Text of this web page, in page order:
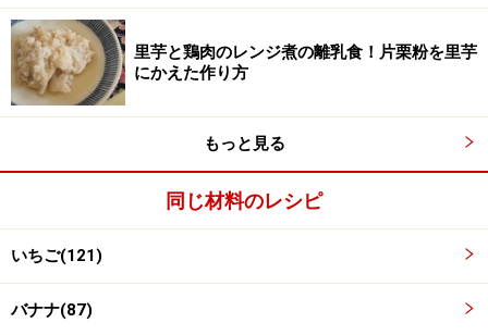
3
飾りをつける
あまったバナナを小さく切り、ボタン、帽子の飾りにし
里芋と鶏肉のレンジ煮の離乳食！片栗粉を里芋
にかえた作り方
もっと見る
同じ材料のレシピ
いちご(121)
バナナ(87)